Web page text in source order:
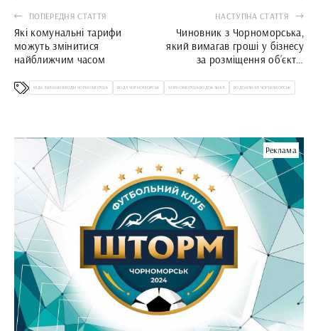
ПОПЕРЕДНЯ СТАТТЯ
Які комунальні тарифи
можуть змінитися
найближчим часом
НАСТУПНА СТАТТЯ
Чиновник з Чорноморська,
який вимагав гроші у бізнесу
за розміщення об’єктів
судом
ВІДКЛЮЧЕННЯ ВОДИ ЧОРНОМОРСЬК ВОДА ЧОРНОМОРСЬК ЧОРНОМОРСЬКВОДОКАНАЛ ВОДОКАНАЛ ЧОРНОМОРСЬК
Реклама